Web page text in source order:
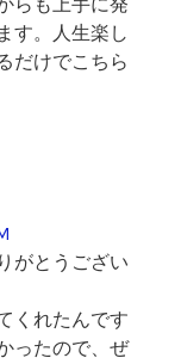
らも上手に発
す。人生楽し
だけでこちら
がとうござい
くれたんです
ったので、ぜ